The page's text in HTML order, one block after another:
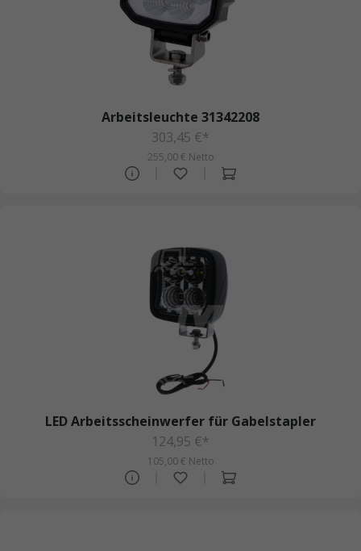
Arbeitsleuchte 31342208
303,45 €*
255,00 € Netto
LED Arbeitsscheinwerfer für Gabelstapler
124,95 €*
105,00 € Netto